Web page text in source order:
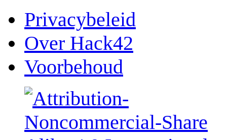
Privacybeleid
Over Hack42
Voorbehoud